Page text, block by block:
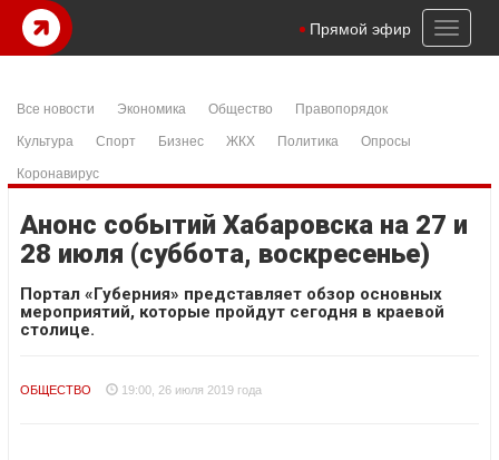
Toggle
Прямой эфир
Все новости Экономика Общество
Правопорядок
Культура
Спорт Бизнес ЖКХ Политика
Опросы
Коронавирус
Анонс событий Хабаровска на 27 и
28 июля (суббота, воскресенье)
Портал «Губерния» представляет обзор основных
мероприятий, которые пройдут сегодня в краевой
столице.
ОБЩЕСТВО 19:00, 26 июля 2019 года